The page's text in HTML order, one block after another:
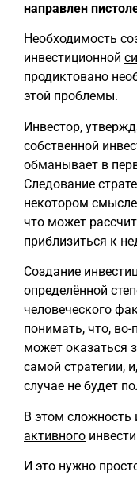
направлен
Необходимость
инвестиционной
продиктовано
этой проблемы.
Инвестор,
собственной
обманывает в
Следование
некотором
что может
приблизиться к
Создание
определённой
человеческого
понимать, что,
может оказаться
самой стратегии,
случае не будет
В этом сложность
активного
И это нужно